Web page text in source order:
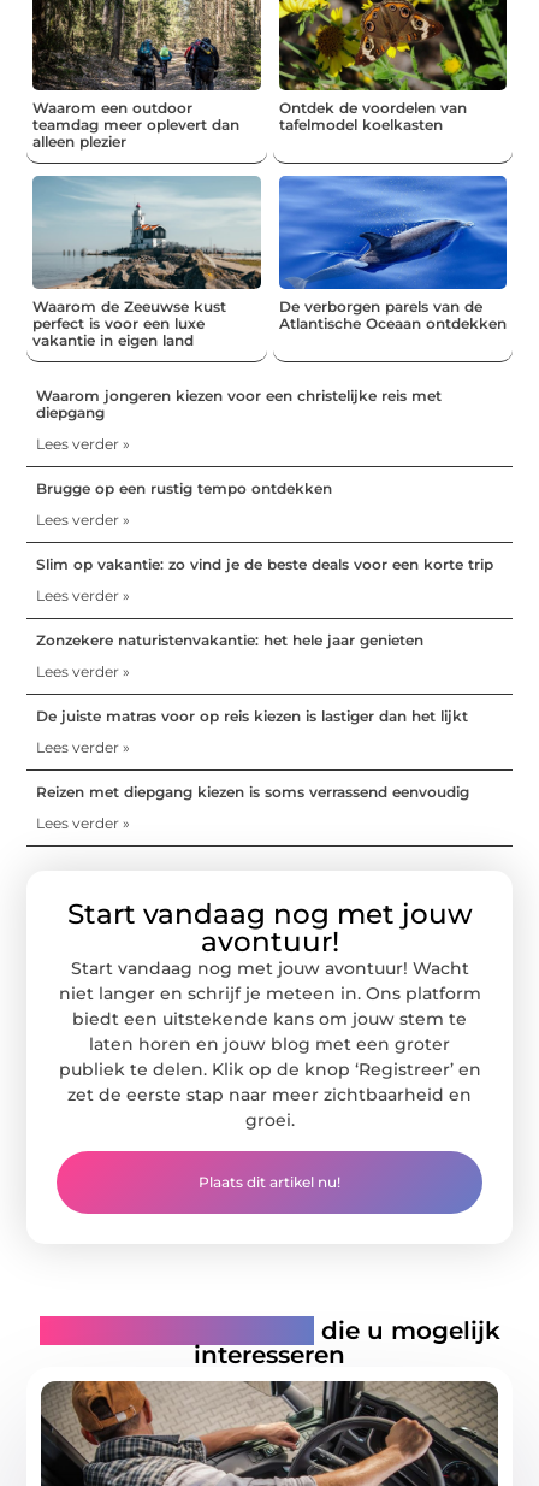
Waarom een outdoor
teamdag meer oplevert dan
alleen plezier
Ontdek de voordelen van
tafelmodel koelkasten
Waarom de Zeeuwse kust
perfect is voor een luxe
vakantie in eigen land
De verborgen parels van de
Atlantische Oceaan ontdekken
Waarom jongeren kiezen voor een christelijke reis met
diepgang
Lees verder »
Brugge op een rustig tempo ontdekken
Lees verder »
Slim op vakantie: zo vind je de beste deals voor een korte trip
Lees verder »
Zonzekere naturistenvakantie: het hele jaar genieten
Lees verder »
De juiste matras voor op reis kiezen is lastiger dan het lijkt
Lees verder »
Reizen met diepgang kiezen is soms verrassend eenvoudig
Lees verder »
Start vandaag nog met jouw
avontuur!
Start vandaag nog met jouw avontuur! Wacht
niet langer en schrijf je meteen in. Ons platform
biedt een uitstekende kans om jouw stem te
laten horen en jouw blog met een groter
publiek te delen. Klik op de knop ‘Registreer’ en
zet de eerste stap naar meer zichtbaarheid en
groei.
Plaats dit artikel nu!
die u mogelijk
interesseren